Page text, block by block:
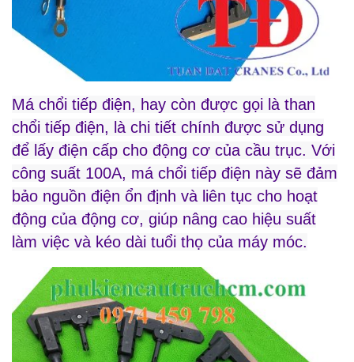
Má chổi tiếp điện, hay còn được gọi là than
chổi tiếp điện, là chi tiết chính được sử dụng
để lấy điện cấp cho động cơ của cầu trục. Với
công suất 100A, má chổi tiếp điện này sẽ đảm
bảo nguồn điện ổn định và liên tục cho hoạt
động của động cơ, giúp nâng cao hiệu suất
làm việc và kéo dài tuổi thọ của máy móc.